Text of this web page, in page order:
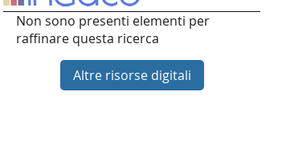
Trova
documento
Non sono presenti elementi per
raffinare questa ricerca
Altre risorse digitali